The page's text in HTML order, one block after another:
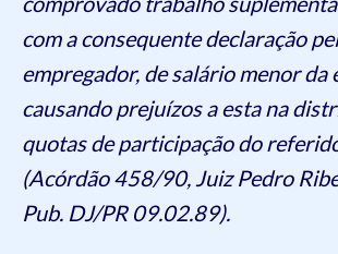
com a consequente declaração
empregador, de salário menor da
causando prejuízos a esta na
quotas de participação do
(Acórdão 458/90, Juiz Pedro
Pub. DJ/PR 09.02.89).